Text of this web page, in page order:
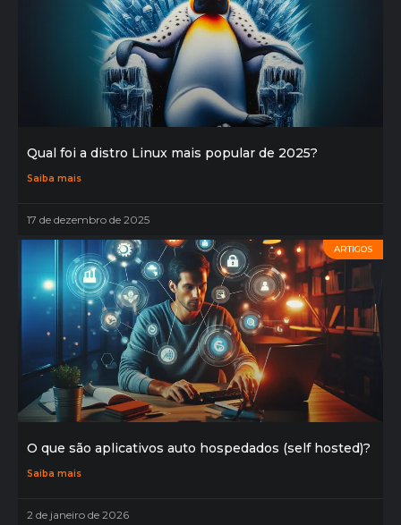
Qual foi a distro Linux mais popular de 2025?
Saiba mais
17 de dezembro de 2025
ARTIGOS
O que são aplicativos auto hospedados (self hosted)?
Saiba mais
2 de janeiro de 2026